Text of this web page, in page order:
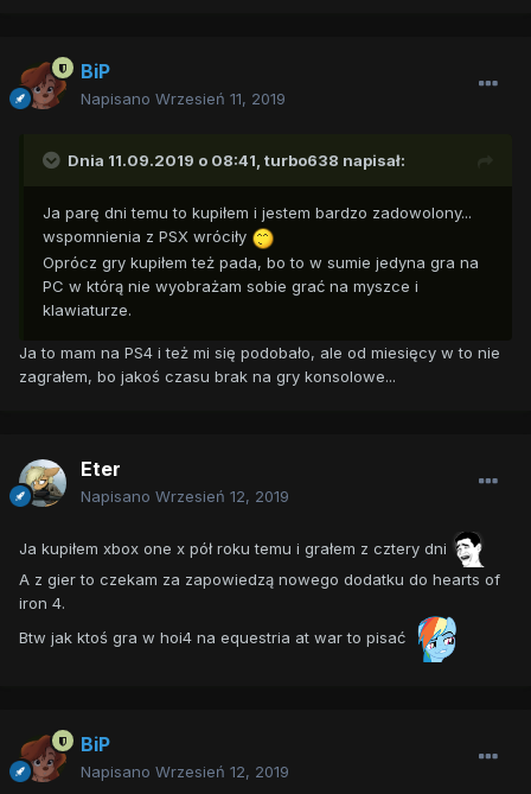
BiP
Napisano Wrzesień 11, 2019
Dnia 11.09.2019 o 08:41, turbo638 napisał:
Ja parę dni temu to kupiłem i jestem bardzo zadowolony...
wspomnienia z PSX wróciły
Oprócz gry kupiłem też pada, bo to w sumie jedyna gra na
PC w którą nie wyobrażam sobie grać na myszce i
klawiaturze.
Ja to mam na PS4 i też mi się podobało, ale od miesięcy w to nie
zagrałem, bo jakoś czasu brak na gry konsolowe...
Eter
Napisano Wrzesień 12, 2019
Ja kupiłem xbox one x pół roku temu i grałem z cztery dni
A z gier to czekam za zapowiedzą nowego dodatku do hearts of
iron 4.
Btw jak ktoś gra w hoi4 na equestria at war to pisać
BiP
Napisano Wrzesień 12, 2019